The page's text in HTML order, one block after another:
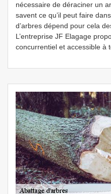
nécessaire de déraciner un
savent ce qu’il peut faire
d’arbres dépend pour cela
L’entreprise JF Elagage
concurrentiel et accessible à